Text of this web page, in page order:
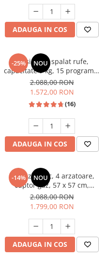
ADAUGA IN COS
-25% NOU
Masina de spalat rufe,
capacitate 9 kg, 15 programe,
1400 Rpm, clasa A, Slim,
motor Inverter, Samus WSLI-
9144
2.088,00 RON
1.572,00 RON
(16)
ADAUGA IN COS
-14% NOU
Aragaz rustic, 4 arzatoare,
cuptor gaz, 57 x 57 cm,
rotisor, grill, ventilatie,
aprindere electrica, gratare
fonta, negru + plita inox,
Studio Casa Marco
2.088,00 RON
1.799,00 RON
ADAUGA IN COS